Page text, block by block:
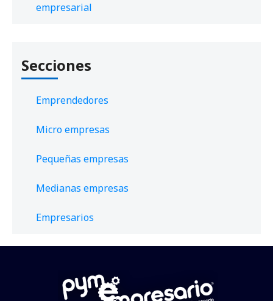
empresarial
Secciones
Emprendedores
Micro empresas
Pequeñas empresas
Medianas empresas
Empresarios